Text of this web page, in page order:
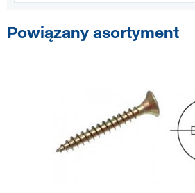
Powiązany asortyment